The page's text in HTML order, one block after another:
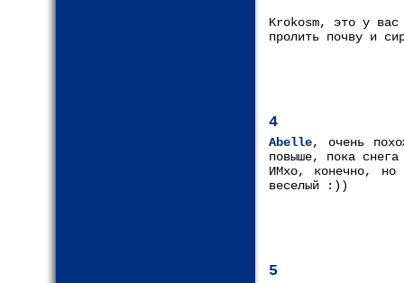
Krokosm, это у вас
пролить почву и
4
Abelle, очень
повыше, пока
ИМхо, конечно, но
веселый :))
5